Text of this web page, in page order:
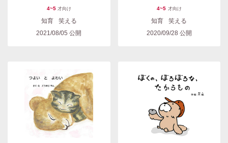
4~5 才向け
知育
笑える
2021/08/05 公開
4~5 才向け
知育
笑える
2020/09/28 公開